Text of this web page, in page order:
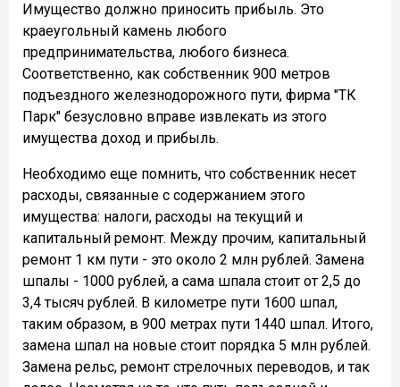
Имущество должно приносить прибыль. Это
краеугольный камень любого
предпринимательства, любого бизнеса.
Соответственно, как собственник 900 метров
подъездного железнодорожного пути, фирма "ТК
Парк" безусловно вправе извлекать из этого
имущества доход и прибыль.
Необходимо еще помнить, что собственник несет
расходы, связанные с содержанием этого
имущества: налоги, расходы на текущий и
капитальный ремонт. Между прочим, капитальный
ремонт 1 км пути - это около 2 млн рублей. Замена
шпалы - 1000 рублей, а сама шпала стоит от 2,5 до
3,4 тысяч рублей. В километре пути 1600 шпал,
таким образом, в 900 метрах пути 1440 шпал. Итого,
замена шпал на новые стоит порядка 5 млн рублей.
Замена рельс, ремонт стрелочных переводов, и так